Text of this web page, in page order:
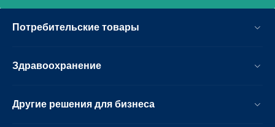
Потребительские товары
Здравоохранение
Другие решения для бизнеса